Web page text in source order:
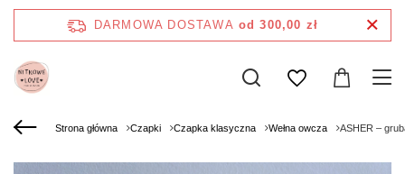
DARMOWA DOSTAWA od 300,00 zł
Strona główna Czapki Czapka klasyczna Wełna owcza ASHER –